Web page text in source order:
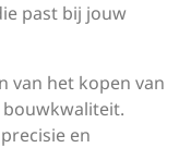
past bij jouw
van het kopen van
en